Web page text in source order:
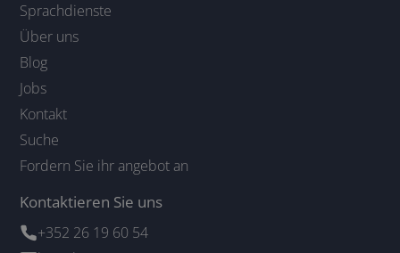
Sprachdienste
Über uns
Blog
Jobs
Kontakt
Suche
Fordern Sie ihr angebot an
Kontaktieren Sie uns
+352 26 19 60 54